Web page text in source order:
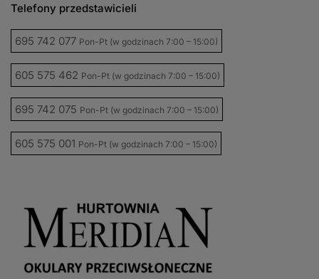
Telefony przedstawicieli
695 742 077 Pon-Pt (w godzinach 7:00 – 15:00)
605 575 462 Pon-Pt (w godzinach 7:00 – 15:00)
695 742 075 Pon-Pt (w godzinach 7:00 – 15:00)
605 575 001 Pon-Pt (w godzinach 7:00 – 15:00)